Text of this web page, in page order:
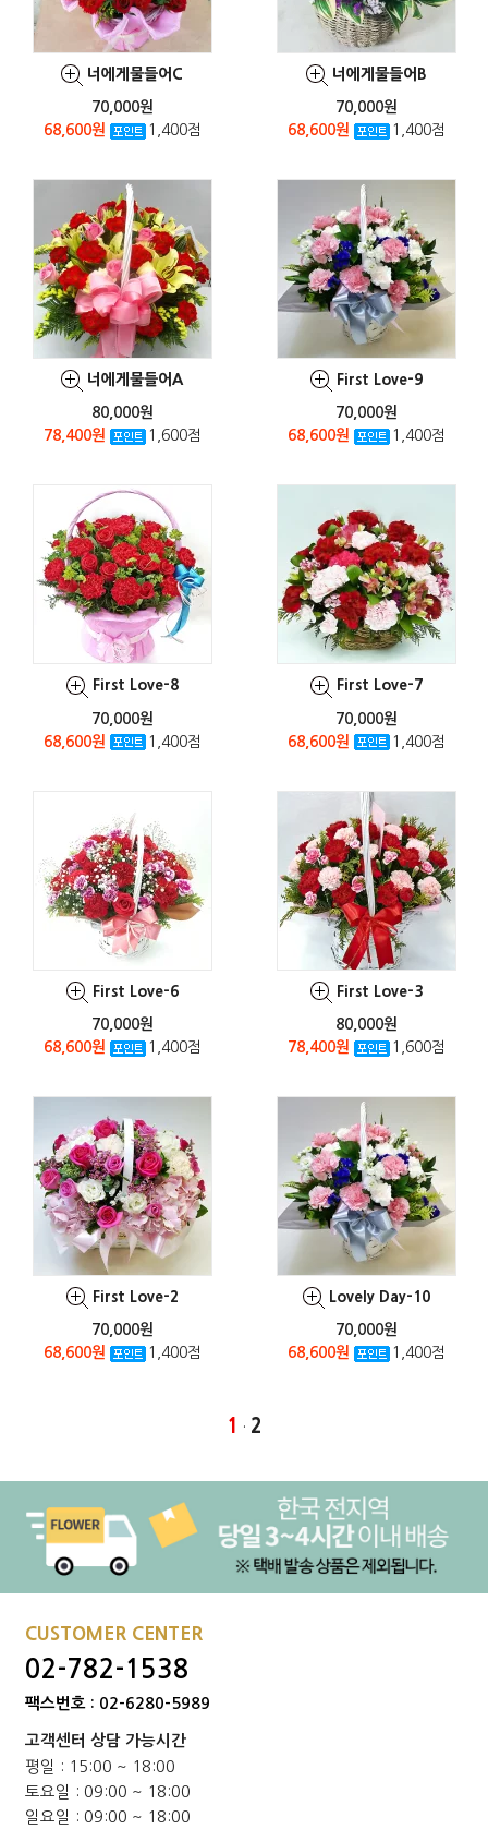
너에게물들어C
70,000원
68,600원
1,400점
너에게물들어B
70,000원
68,600원
1,400점
너에게물들어A
80,000원
78,400원
1,600점
First Love-9
70,000원
68,600원
1,400점
First Love-8
70,000원
68,600원
1,400점
First Love-7
70,000원
68,600원
1,400점
First Love-6
70,000원
68,600원
1,400점
First Love-3
80,000원
78,400원
1,600점
First Love-2
70,000원
68,600원
1,400점
Lovely Day-10
70,000원
68,600원
1,400점
1 · 2
CUSTOMER CENTER
02-782-1538
팩스번호 : 02-6280-5989
고객센터 상담 가능시간
평일 : 15:00 ~ 18:00
토요일 : 09:00 ~ 18:00
일요일 : 09:00 ~ 18:00